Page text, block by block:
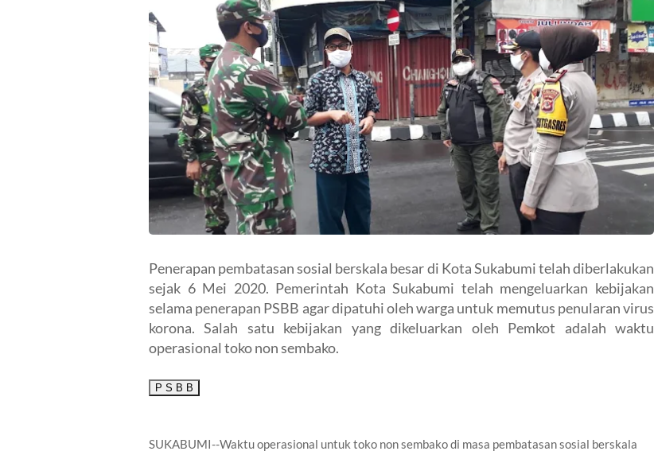
Penerapan pembatasan sosial berskala besar di Kota Sukabumi telah diberlakukan
sejak 6 Mei 2020. Pemerintah Kota Sukabumi telah mengeluarkan kebijakan
selama penerapan PSBB agar dipatuhi oleh warga untuk memutus penularan virus
korona. Salah satu kebijakan yang dikeluarkan oleh Pemkot adalah waktu
operasional toko non sembako.
P S B B
SUKABUMI--Waktu operasional untuk toko non sembako di masa pembatasan sosial berskala